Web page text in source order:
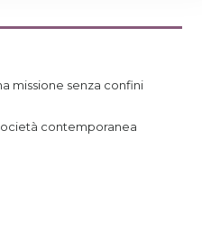
missione senza confini
contemporanea